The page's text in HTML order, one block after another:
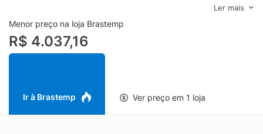
Desenvolvida para instalação na parede, a coifa Brastemp de
90 cm oferece ampla área de cobertura, sendo indicada para
fogões e cooktops maiores, ajudando a capturar o vapor com
mais facilidade. A estrutura tipo Tbox contribui para um visual
contemporâneo e funcional, enquanto o desempenho de
para o dia a dia.
Ler mais
Menor preço na loja Brastemp
R$ 4.037,16
Ir à Brastemp Ver preço em 1 loja